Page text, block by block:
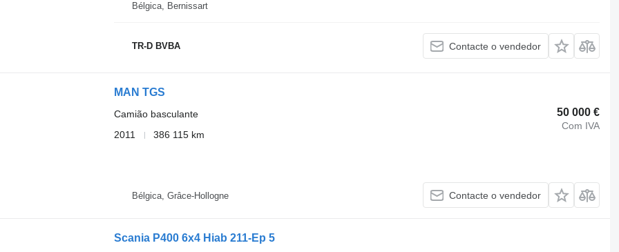
Bélgica, Bernissart
TR-D BVBA Contacte o vendedor
MAN TGS
50 000 €
Com IVA
Camião basculante
2011
386 115 km
Bélgica, Grâce-Hollogne Contacte o vendedor
Scania P400 6x4 Hiab 211-Ep 5